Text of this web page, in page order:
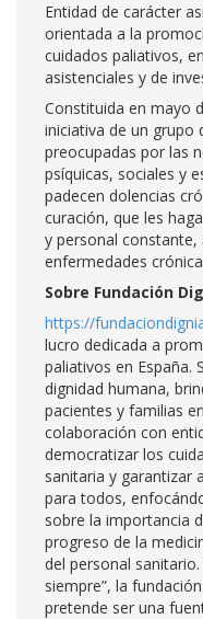
Entidad de carácter
orientada a la
cuidados paliativos,
asistenciales y de
Constituida en mayo
iniciativa de un grupo
preocupadas por las
psíquicas, sociales y
padecen dolencias
curación, que les
y personal
enfermedades
Sobre Fundación
https://
lucro dedicada a
paliativos en España.
dignidad humana,
pacientes y familias
colaboración con
democratizar los
sanitaria y garantizar
para todos,
sobre la importancia
progreso de la
del personal
siempre”, la
pretende ser una